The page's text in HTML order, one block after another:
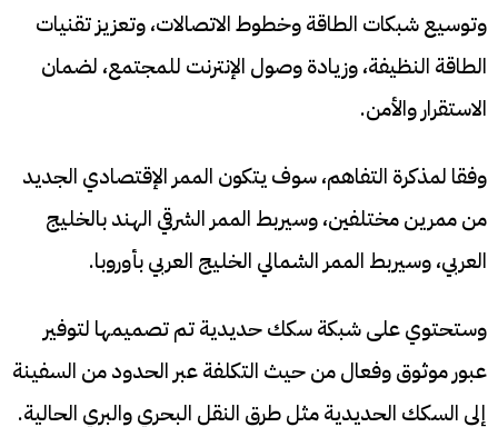
وتوسيع شبكات الطاقة وخطوط الاتصالات، وتعزيز تقنيات
الطاقة النظيفة، وزيادة وصول الإنترنت للمجتمع، لضمان
الاستقرار والأمن.
وفقا لمذكرة التفاهم، سوف يتكون الممر الإقتصادي الجديد
من ممرين مختلفين، وسيربط الممر الشرقي الهند بالخليج
العربي، وسيربط الممر الشمالي الخليج العربي بأوروبا.
وستحتوي على شبكة سكك حديدية تم تصميمها لتوفير
عبور موثوق وفعال من حيث التكلفة عبر الحدود من السفينة
إلى السكك الحديدية مثل طرق النقل البحري والبري الحالية.